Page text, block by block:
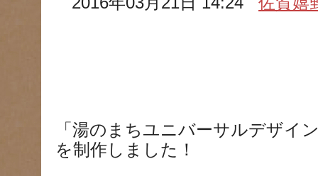
「湯のまちユニバーサルデザイ
を制作しました！